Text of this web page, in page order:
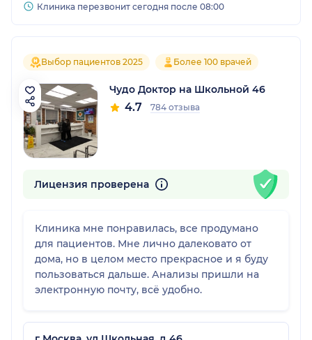
Клиника перезвонит сегодня после 08:00
Выбор пациентов 2025 Более 100 врачей
Чудо Доктор на Школьной 46
4.7 784 отзыва
Лицензия проверена
Клиника мне понравилась, все продумано
для пациентов. Мне лично далековато от
дома, но в целом место прекрасное и я буду
пользоваться дальше. Анализы пришли на
электронную почту, всё удобно.